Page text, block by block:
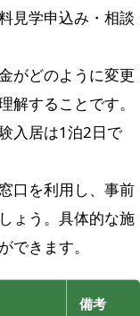
見学申込み・相談
がどのように変更
解することです。
入居は1泊2日で
口を利用し、事前
ょう。具体的な施
できます。
備考